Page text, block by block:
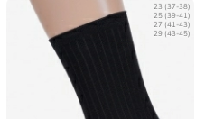
23 (37-38)
25 (39-41)
27 (41-43)
29 (43-45)